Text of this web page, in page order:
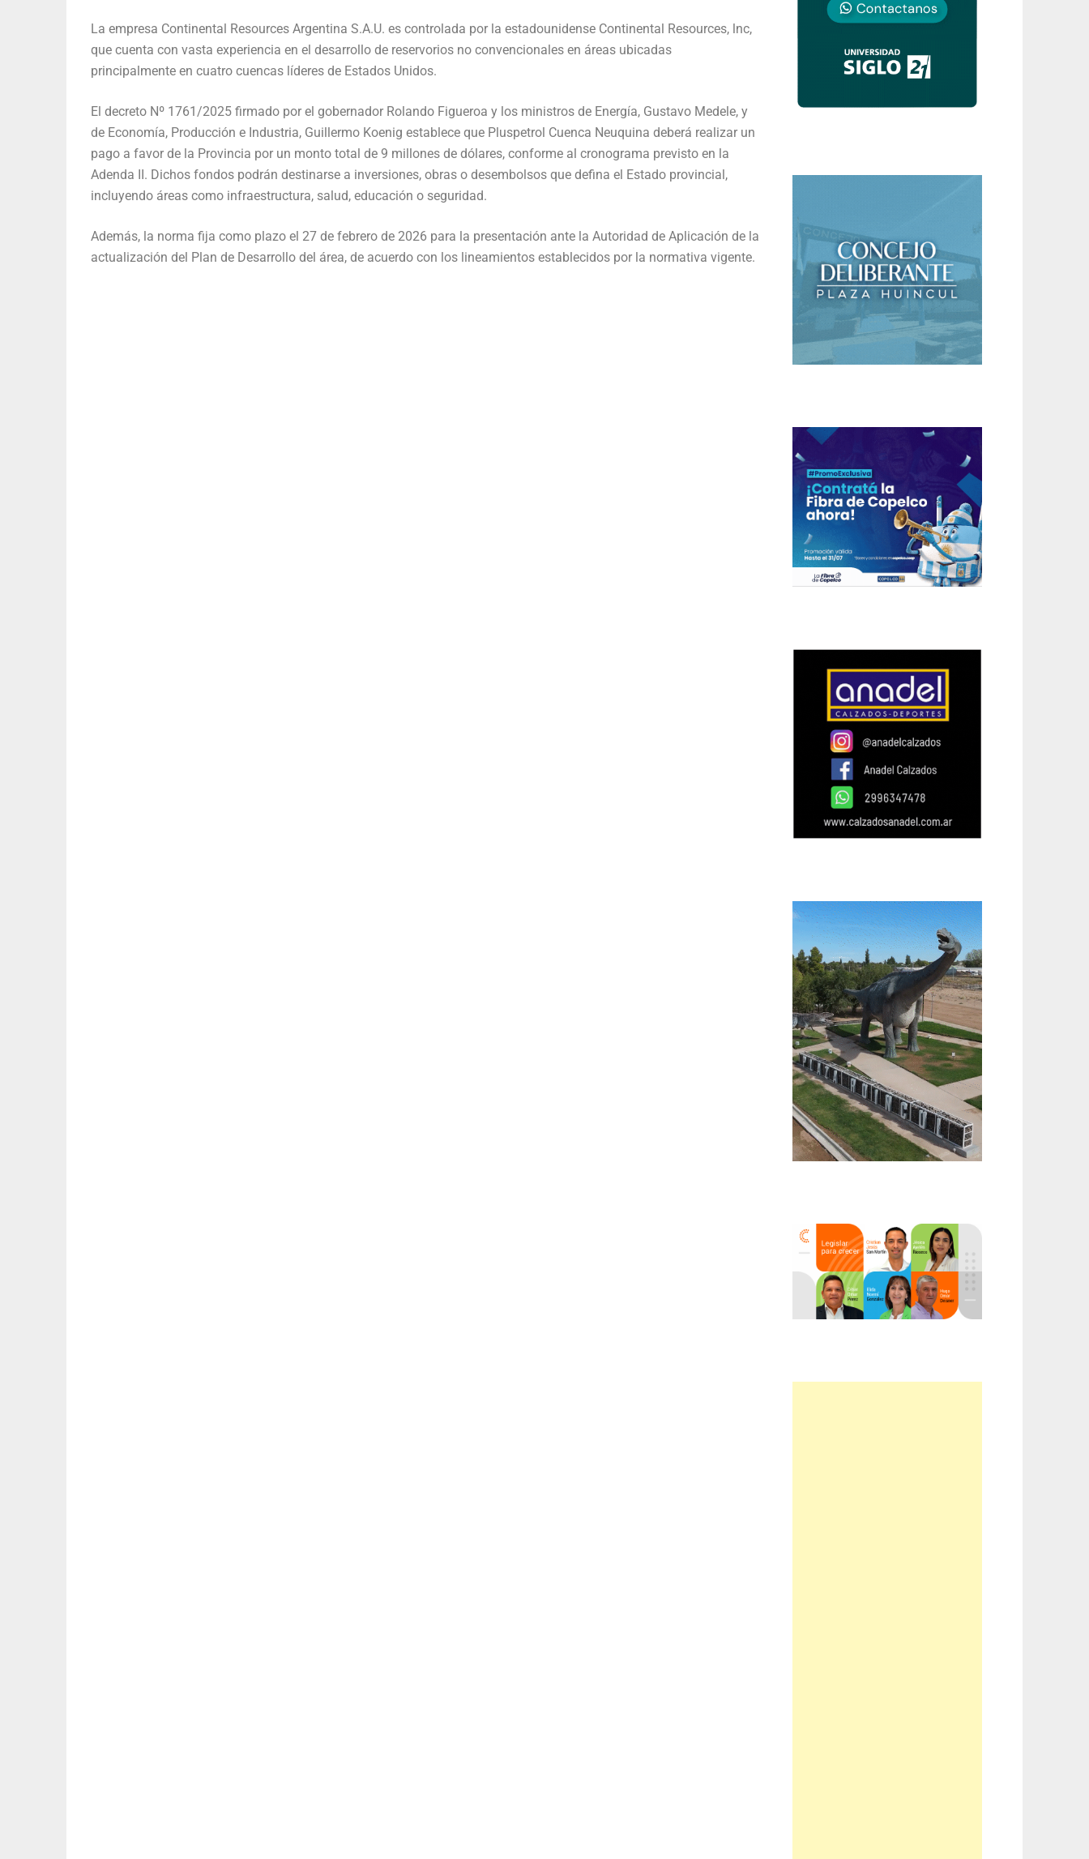
La empresa Continental Resources Argentina S.A.U. es controlada por la estadounidense Continental Resources, lnc,
que cuenta con vasta experiencia en el desarrollo de reservorios no convencionales en áreas ubicadas
principalmente en cuatro cuencas líderes de Estados Unidos.
El decreto Nº 1761/2025 firmado por el gobernador Rolando Figueroa y los ministros de Energía, Gustavo Medele, y
de Economía, Producción e Industria, Guillermo Koenig establece que Pluspetrol Cuenca Neuquina deberá realizar un
pago a favor de la Provincia por un monto total de 9 millones de dólares, conforme al cronograma previsto en la
Adenda II. Dichos fondos podrán destinarse a inversiones, obras o desembolsos que defina el Estado provincial,
incluyendo áreas como infraestructura, salud, educación o seguridad.
Además, la norma fija como plazo el 27 de febrero de 2026 para la presentación ante la Autoridad de Aplicación de la
actualización del Plan de Desarrollo del área, de acuerdo con los lineamientos establecidos por la normativa vigente.